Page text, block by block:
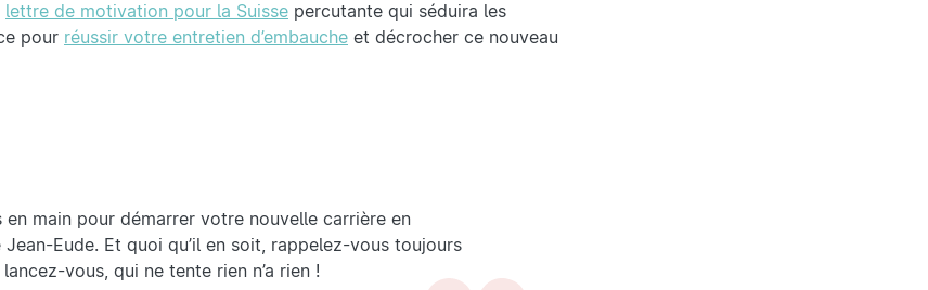
lettre de motivation pour la Suisse percutante qui séduira les
pour réussir votre entretien d’embauche et décrocher ce nouveau
main pour démarrer votre nouvelle carrière en
Eude. Et quoi qu’il en soit, rappelez-vous toujours
vous, qui ne tente rien n’a rien !